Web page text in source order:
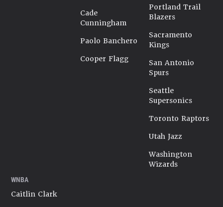
Cade
Cunningham
Paolo Banchero
Cooper Flagg
Portland Trail
Blazers
Sacramento
Kings
San Antonio
Spurs
Seattle
Supersonics
Toronto Raptors
Utah Jazz
Washington
Wizards
WNBA
Caitlin Clark